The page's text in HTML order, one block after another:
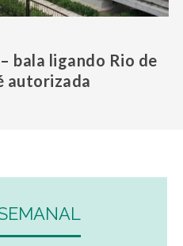
bala ligando Rio de
autorizada